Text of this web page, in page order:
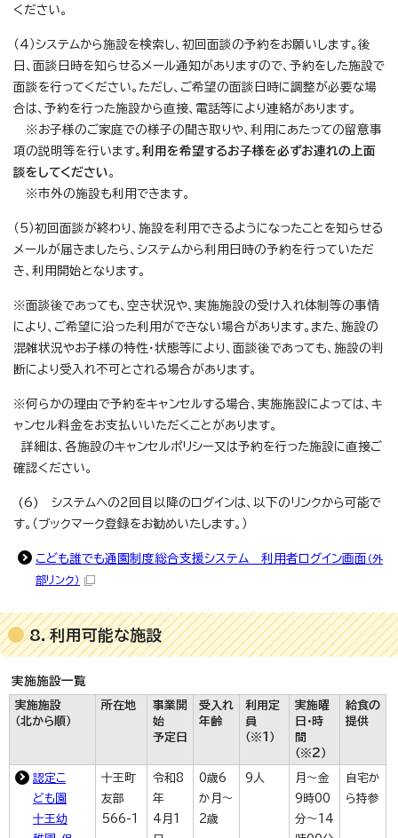
ください。
（4）システムから施設を検索し、初回面談の予約をお願いします。後
日、面談日時を知らせるメール通知がありますので、予約をした施設で
面談を行ってください。ただし、ご希望の面談日時に調整が必要な場
合は、予約を行った施設から直接、電話等により連絡があります。
※お子様のご家庭での様子の聞き取りや、利用にあたっての留意事
項の説明等を行います。 利用を希望するお子様を必ずお連れの上面
談をしてください。
※市外の施設も利用できます。
（5）初回面談が終わり、施設を利用できるようになったことを知らせる
メールが届きましたら、システムから利用日時の予約を行っていただ
き、利用開始となります。
※面談後であっても、空き状況や、実施施設の受け入れ体制等の事情
により、ご希望に沿った利用ができない場合があります。また、施設の
混雑状況やお子様の特性・状態等により、面談後であっても、施設の判
断により受入れ不可とされる場合があります。
※何らかの理由で予約をキャンセルする場合、実施施設によっては、キ
ャンセル料金をお支払いいただくことがあります。
詳細は、各施設のキャンセルポリシー又は予約を行った施設に直接ご
確認ください。
(6) システムへの2回目以降のログインは、以下のリンクから可能で
す。（ブックマーク登録をお勧めいたします。）
こども誰でも通園制度総合支援システム 利用者ログイン画面 （外
部リンク）
8．利用可能な施設
実施施設一覧
実施施設
（北から順）
所在地
事業開
始
予定日
受入れ
年齢
利用定
員
（※1）
実施曜
日・時
間
（※2）
給食の
提供
認定こ
ども園
十王幼
十王町
友部
566-1
令和8
年
4月1
0歳6
か月～
2歳
9人
月～金
9時00
分～14
自宅か
ら持参